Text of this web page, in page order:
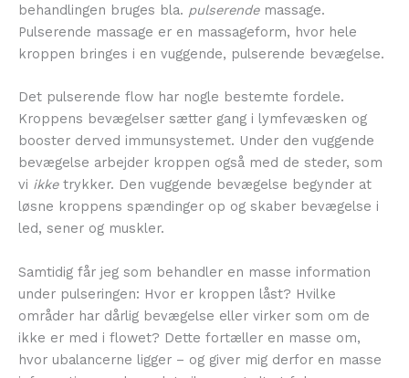
behandlingen bruges bla. pulserendemassage.
Pulserende massage er en massageform, hvor hele
kroppen bringes i en vuggende, pulserende bevægelse.
Det pulserende flow har nogle bestemte fordele.
Kroppens bevægelser sætter gang i lymfevæsken og
booster derved immunsystemet. Under den vuggende
bevægelse arbejder kroppen også med de steder, som
vi ikke trykker. Den vuggende bevægelse begynder at
løsne kroppens spændinger op og skaber bevægelse i
led, sener og muskler.
Samtidig får jeg som behandler en masse information
under pulseringen: Hvor er kroppen låst? Hvilke
områder har dårlig bevægelse eller virker som om de
ikke er med i flowet? Dette fortæller en masse om,
hvor ubalancerne ligger – og giver mig derfor en masse